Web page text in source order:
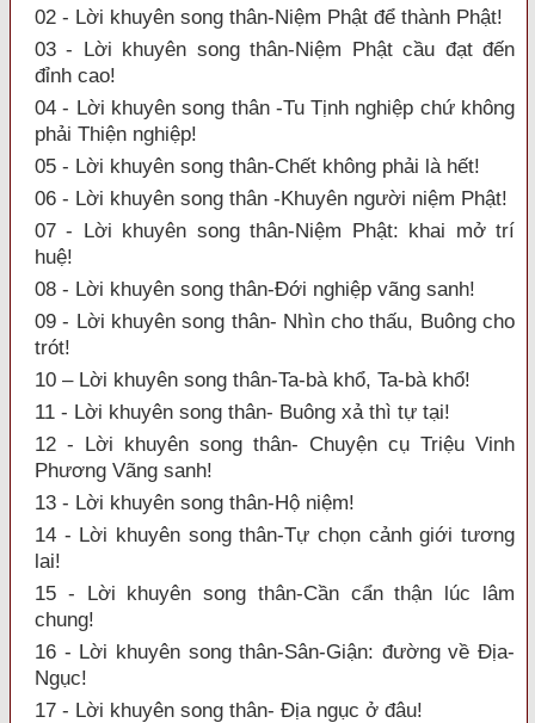
02 - Lời khuyên song thân-Niệm Phật để thành Phật!
03 - Lời khuyên song thân-Niệm Phật cầu đạt đến
đỉnh cao!
04 - Lời khuyên song thân -Tu Tịnh nghiệp chứ không
phải Thiện nghiệp!
05 - Lời khuyên song thân-Chết không phải là hết!
06 - Lời khuyên song thân -Khuyên người niệm Phật!
07 - Lời khuyên song thân-Niệm Phật: khai mở trí
huệ!
08 - Lời khuyên song thân-Đới nghiệp vãng sanh!
09 - Lời khuyên song thân- Nhìn cho thấu, Buông cho
trót!
10 – Lời khuyên song thân-Ta-bà khổ, Ta-bà khổ!
11 - Lời khuyên song thân- Buông xả thì tự tại!
12 - Lời khuyên song thân- Chuyện cụ Triệu Vinh
Phương Vãng sanh!
13 - Lời khuyên song thân-Hộ niệm!
14 - Lời khuyên song thân-Tự chọn cảnh giới tương
lai!
15 - Lời khuyên song thân-Cần cẩn thận lúc lâm
chung!
16 - Lời khuyên song thân-Sân-Giận: đường về Địa-
Ngục!
17 - Lời khuyên song thân- Địa ngục ở đâu!